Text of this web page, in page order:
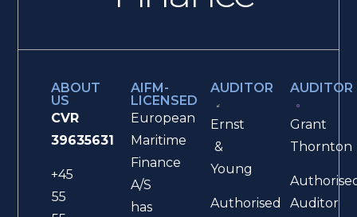
ABOUT
US
CVR
39635631
+45
55
AIFM-
LICENSED
European
Maritime
Finance
A/S
has
AUDITOR
Ernst
&
Young
Authorised
AUDITOR
Grant
Thornton
Auditor